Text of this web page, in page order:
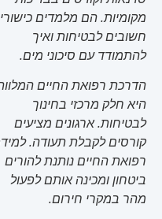
מקומיות. הם מלמדים כישורים
חשובים לבטיחות ואיך
להתמודד עם סיכוני מים.
הדרכת רפואת החיים המלווה
היא חלק מרכזי בחינוך
לבטיחות. ארגונים מציעים
קורסים לקבלת תעודה. למידת
רפואת החיים נותנת להורים
ביטחון ומכינה אותם לפעול
מהר במקרי חירום.